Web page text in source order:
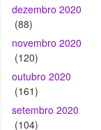
dezembro 2020
(88)
novembro 2020
(120)
outubro 2020
(161)
setembro 2020
(104)